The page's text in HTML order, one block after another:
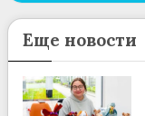
Еще новости